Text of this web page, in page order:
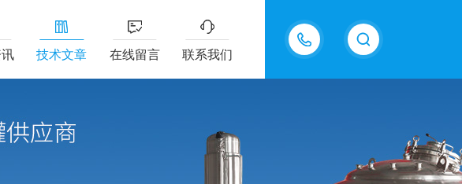
13770985289
技术文章 在线留言 联系我们